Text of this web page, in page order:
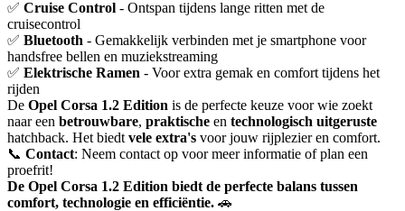
✅ Cruise Control - Ontspan tijdens lange ritten met de
cruisecontrol
✅ Bluetooth - Gemakkelijk verbinden met je smartphone voor
handsfree bellen en muziekstreaming
✅ Elektrische Ramen - Voor extra gemak en comfort tijdens het
rijden
De Opel Corsa 1.2 Edition is de perfecte keuze voor wie zoekt
naar een betrouwbare, praktische en technologisch uitgeruste
hatchback. Het biedt vele extra's voor jouw rijplezier en comfort.
📞 Contact: Neem contact op voor meer informatie of plan een
proefrit!
De Opel Corsa 1.2 Edition biedt de perfecte balans tussen
comfort, technologie en efficiëntie. 🚗